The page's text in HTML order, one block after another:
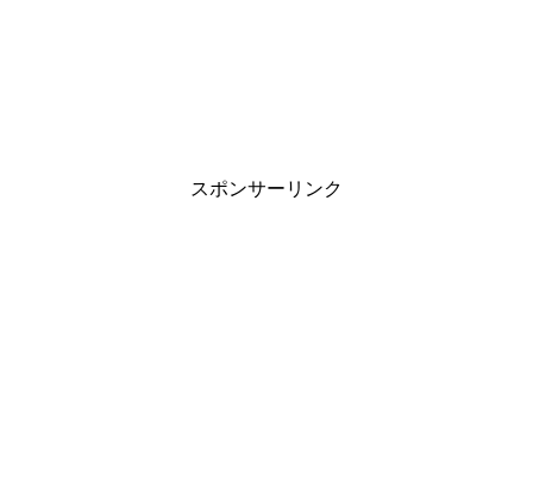
スポンサーリンク